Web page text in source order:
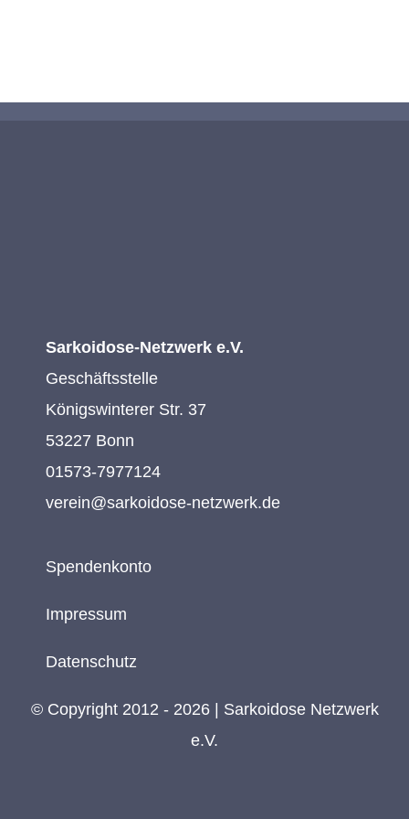
Sarkoidose-Netzwerk e.V.
Geschäftsstelle
Königswinterer Str. 37
53227 Bonn
01573-7977124
verein@sarkoidose-netzwerk.de
Spendenkonto
Impressum
Datenschutz
© Copyright 2012 - 2026 | Sarkoidose Netzwerk
e.V.